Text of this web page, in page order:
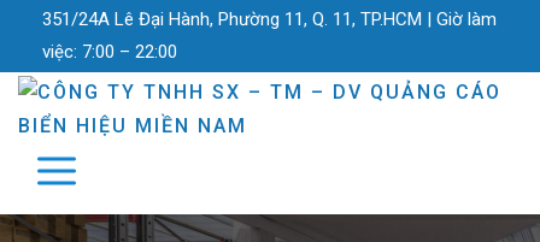
351/24A Lê Đại Hành, Phường 11, Q. 11, TP.HCM | Giờ làm
việc: 7:00 – 22:00